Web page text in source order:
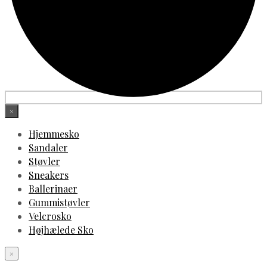
×
Hjemmesko
Sandaler
Støvler
Sneakers
Ballerinaer
Gummistøvler
Velcrosko
Højhælede Sko
×